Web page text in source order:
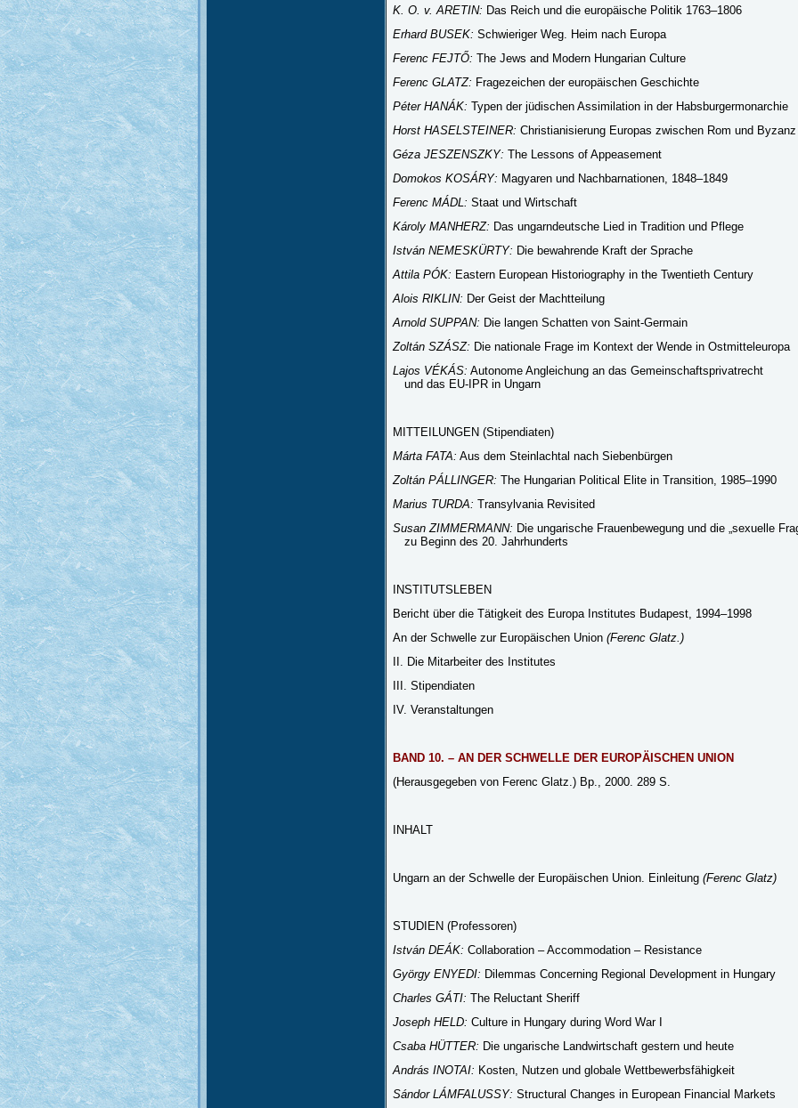
K. O. v. ARETIN: Das Reich und die europäische Politik 1763–1806
Erhard BUSEK: Schwieriger Weg. Heim nach Europa
Ferenc FEJTŐ: The Jews and Modern Hungarian Culture
Ferenc GLATZ: Fragezeichen der europäischen Geschichte
Péter HANÁK: Typen der jüdischen Assimilation in der Habsburgermonarchie
Horst HASELSTEINER: Christianisierung Europas zwischen Rom und Byzanz
Géza JESZENSZKY: The Lessons of Appeasement
Domokos KOSÁRY: Magyaren und Nachbarnationen, 1848–1849
Ferenc MÁDL: Staat und Wirtschaft
Károly MANHERZ: Das ungarndeutsche Lied in Tradition und Pflege
István NEMESKÜRTY: Die bewahrende Kraft der Sprache
Attila PÓK: Eastern European Historiography in the Twentieth Century
Alois RIKLIN: Der Geist der Machtteilung
Arnold SUPPAN: Die langen Schatten von Saint-Germain
Zoltán SZÁSZ: Die nationale Frage im Kontext der Wende in Ostmitteleuropa
Lajos VÉKÁS: Autonome Angleichung an das Gemeinschaftsprivatrecht
und das EU-IPR in Ungarn
MITTEILUNGEN (Stipendiaten)
Márta FATA: Aus dem Steinlachtal nach Siebenbürgen
Zoltán PÁLLINGER: The Hungarian Political Elite in Transition, 1985–1990
Marius TURDA: Transylvania Revisited
Susan ZIMMERMANN: Die ungarische Frauenbewegung und die „sexuelle
zu Beginn des 20. Jahrhunderts
INSTITUTSLEBEN
Bericht über die Tätigkeit des Europa Institutes Budapest, 1994–1998
An der Schwelle zur Europäischen Union (Ferenc Glatz.)
II. Die Mitarbeiter des Institutes
III. Stipendiaten
IV. Veranstaltungen
BAND 10. – AN DER SCHWELLE DER EUROPÄISCHEN UNION
(Herausgegeben von Ferenc Glatz.) Bp., 2000. 289 S.
INHALT
Ungarn an der Schwelle der Europäischen Union. Einleitung (Ferenc Glatz)
STUDIEN (Professoren)
István DEÁK: Collaboration – Accommodation – Resistance
György ENYEDI: Dilemmas Concerning Regional Development in Hungary
Charles GÁTI: The Reluctant Sheriff
Joseph HELD: Culture in Hungary during Word War I
Csaba HÜTTER: Die ungarische Landwirtschaft gestern und heute
András INOTAI: Kosten, Nutzen und globale Wettbewerbsfähigkeit
Sándor LÁMFALUSSY: Structural Changes in European Financial Markets